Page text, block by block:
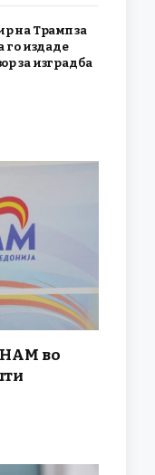
на Трамп за
го издаде
за изградба
во